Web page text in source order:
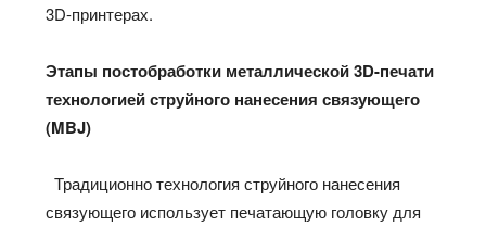
3D-принтерах.
Этапы постобработки металлической 3D-печати
технологией струйного нанесения связующего
(MBJ)
Традиционно технология струйного нанесения
связующего использует печатающую головку для